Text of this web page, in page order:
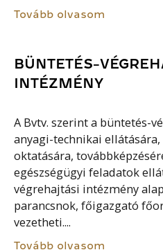
Tovább olvasom
BÜNTETÉS-
INTÉZMÉNY
A Bvtv. szerint a büntetés-
anyagi-technikai
oktatására,
egészségügyi feladatok
végrehajtási intézmény
parancsnok, főigazgató
vezetheti....
Tovább olvasom